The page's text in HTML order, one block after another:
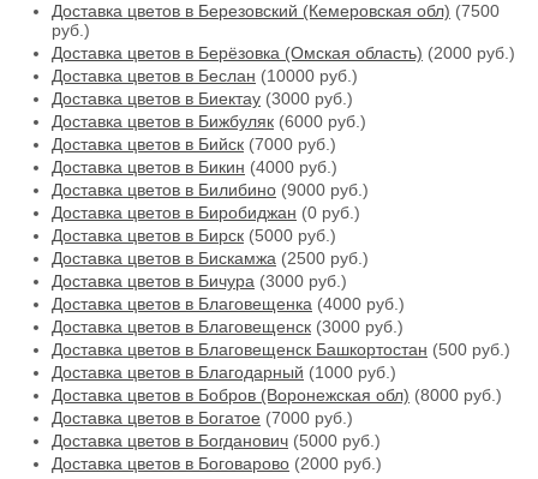
Доставка цветов в Березовский (Кемеровская обл) (7500
руб.)
Доставка цветов в Берёзовка (Омская область) (2000 руб.)
Доставка цветов в Беслан (10000 руб.)
Доставка цветов в Биектау (3000 руб.)
Доставка цветов в Бижбуляк (6000 руб.)
Доставка цветов в Бийск (7000 руб.)
Доставка цветов в Бикин (4000 руб.)
Доставка цветов в Билибино (9000 руб.)
Доставка цветов в Биробиджан (0 руб.)
Доставка цветов в Бирск (5000 руб.)
Доставка цветов в Бискамжа (2500 руб.)
Доставка цветов в Бичура (3000 руб.)
Доставка цветов в Благовещенка (4000 руб.)
Доставка цветов в Благовещенск (3000 руб.)
Доставка цветов в Благовещенск Башкортостан (500 руб.)
Доставка цветов в Благодарный (1000 руб.)
Доставка цветов в Бобров (Воронежская обл) (8000 руб.)
Доставка цветов в Богатое (7000 руб.)
Доставка цветов в Богданович (5000 руб.)
Доставка цветов в Боговарово (2000 руб.)